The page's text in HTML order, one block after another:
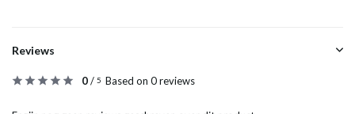
Reviews
0/ 5 Based on 0 reviews